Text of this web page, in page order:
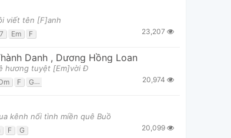
viết tên [F]anh
Em F 23,207
Danh , Dương Hồng Loan
hương tuyệt [Em]vời Đ
F Gm 20,974
kênh nối tình miền quê Buồ
F G 20,099